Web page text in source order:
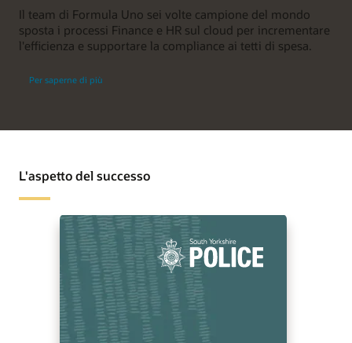
Il team di Formula Uno sei volte campione del mondo
sposta i processi Finance e HR sul cloud per incrementare
l'efficienza e supportare la compliance ai tetti di spesa.
Per saperne di più
L'aspetto del successo